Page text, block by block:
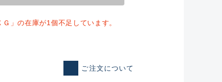
」の在庫が1個不足しています。
ご注文について